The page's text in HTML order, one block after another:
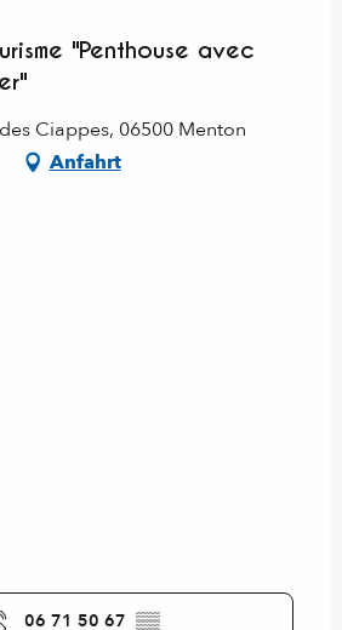
"Penthouse avec
Ciappes, 06500 Menton
Anfahrt
06 71 50 67 ▒▒